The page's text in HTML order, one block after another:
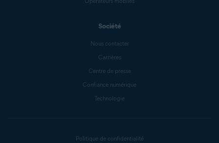
Société
Nous contacter
Carrières
Centre de presse
Confiance numérique
Technologie
Politique de confidentialité